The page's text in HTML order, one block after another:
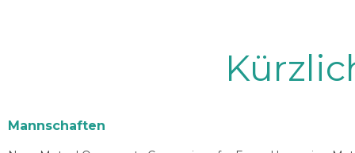
Mannschaften